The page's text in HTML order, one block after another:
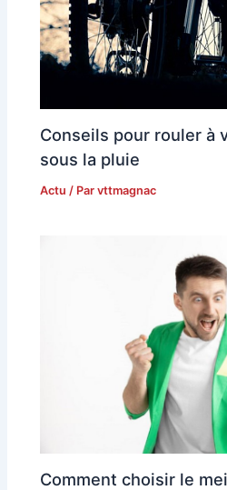
Conseils pour rouler à
sous la pluie
Actu / Parvttmagnac
Comment choisir le